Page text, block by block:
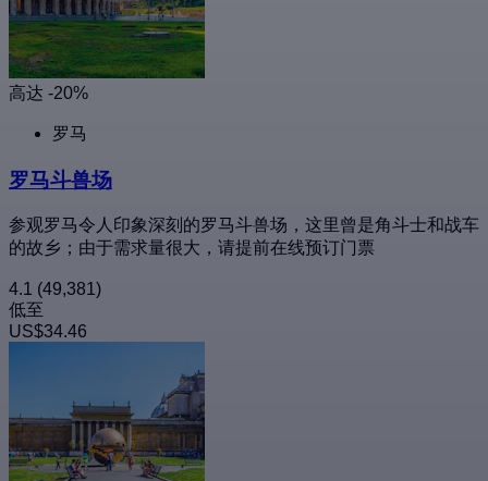
高达 -20%
罗马
罗马斗兽场
参观罗马令人印象深刻的罗马斗兽场，这里曾是角斗士和战车
的故乡；由于需求量很大，请提前在线预订门票
4.1 (49,381)
低至
US$34.46